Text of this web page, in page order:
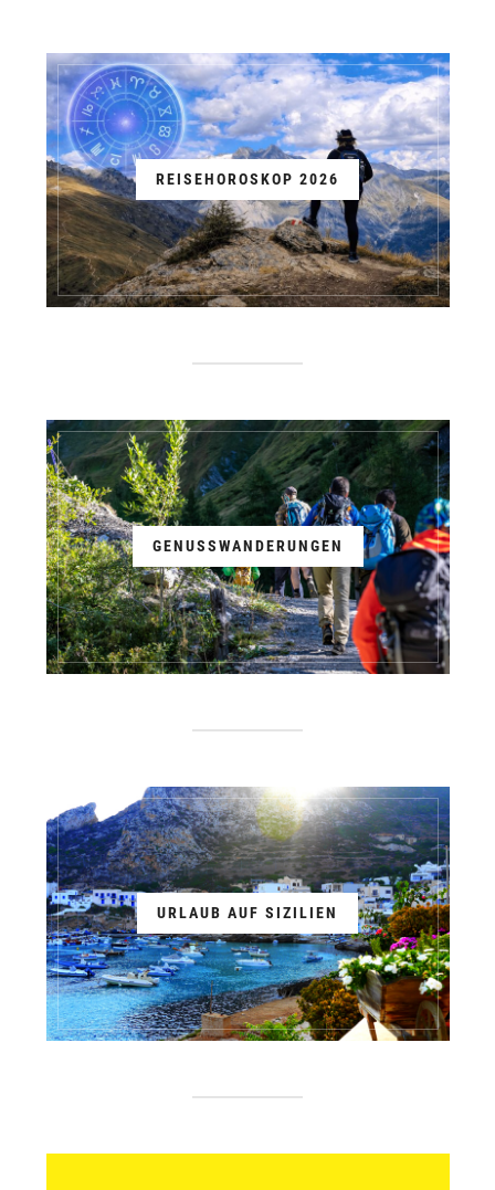
REISEHOROSKOP 2026
GENUSSWANDERUNGEN
URLAUB AUF SIZILIEN